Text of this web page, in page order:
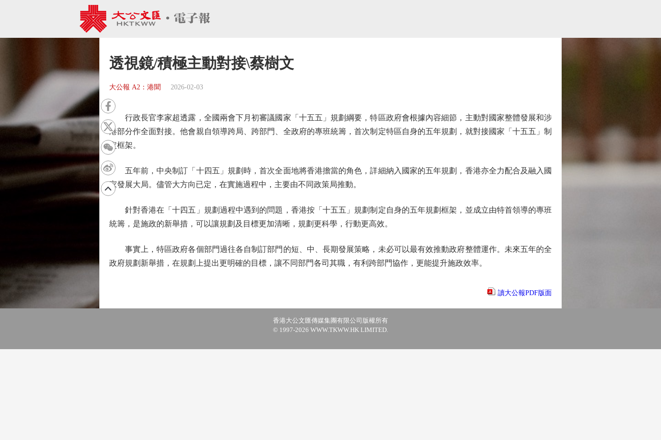
透視鏡/積極主動對接\蔡樹文
大公報 A2：港聞 2026-02-03
行政長官李家超透露，全國兩會下月初審議國家「十五五」規劃綱要，特區政府會根據內容細節，主動對國家整體發展和涉
港部分作全面對接。他會親自領導跨局、跨部門、全政府的專班統籌，首次制定特區自身的五年規劃，就對接國家「十五五」制
定框架。
五年前，中央制訂「十四五」規劃時，首次全面地將香港擔當的角色，詳細納入國家的五年規劃，香港亦全力配合及融入國
家發展大局。儘管大方向已定，在實施過程中，主要由不同政策局推動。
針對香港在「十四五」規劃過程中遇到的問題，香港按「十五五」規劃制定自身的五年規劃框架，並成立由特首領導的專班
統籌，是施政的新舉措，可以讓規劃及目標更加清晰，規劃更科學，行動更高效。
事實上，特區政府各個部門過往各自制訂部門的短、中、長期發展策略，未必可以最有效推動政府整體運作。未來五年的全
政府規劃新舉措，在規劃上提出更明確的目標，讓不同部門各司其職，有利跨部門協作，更能提升施政效率。
讀大公報PDF版面
香港大公文匯傳媒集團有限公司版權所有
© 1997-2026 WWW.TKWW.HK LIMITED.